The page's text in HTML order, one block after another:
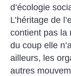
d’écologie
L’héritage de
contient pas la
du coup elle
ailleurs, les
autres